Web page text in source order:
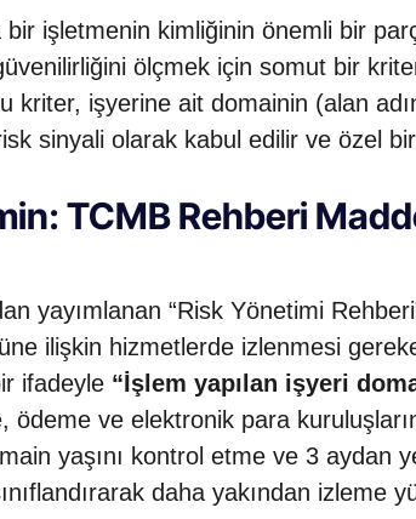
bir işletmenin kimliğinin önemli bir
ölçmek için somut bir
kriter, işyerine ait domainin (alan
sinyali olarak kabul edilir ve özel
TCMB Rehberi
yayımlanan “Risk Yönetimi
ilişkin hizmetlerde izlenmesi
ifadeyle “İşlem yapılan işyeri
ödeme ve elektronik para
yaşını kontrol etme ve 3 aydan
daha yakından izleme